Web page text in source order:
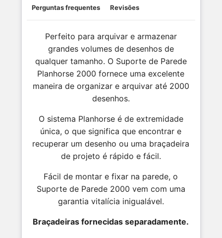
Perguntas frequentes Revisões
Perfeito para arquivar e armazenar
grandes volumes de desenhos de
qualquer tamanho. O Suporte de Parede
Planhorse 2000 fornece uma excelente
maneira de organizar e arquivar até 2000
desenhos.
O sistema Planhorse é de extremidade
única, o que significa que encontrar e
recuperar um desenho ou uma braçadeira
de projeto é rápido e fácil.
Fácil de montar e fixar na parede, o
Suporte de Parede 2000 vem com uma
garantia vitalícia inigualável.
Braçadeiras fornecidas separadamente.